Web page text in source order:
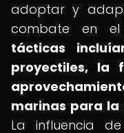
adoptar y
combate en
tácticas
proyectiles, la
marinas para la
La influencia